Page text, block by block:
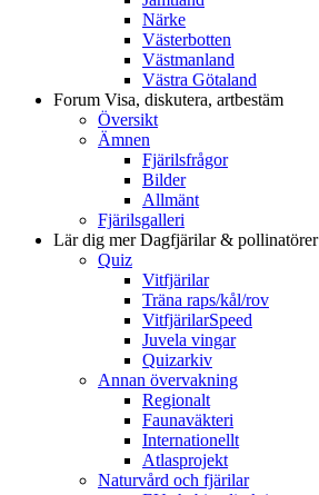
Närke
Västerbotten
Västmanland
Västra Götaland
Forum Visa, diskutera, artbestäm
Översikt
Ämnen
Fjärilsfrågor
Bilder
Allmänt
Fjärilsgalleri
Lär dig merDagfjärilar & pollinatörer
Quiz
Vitfjärilar
Träna raps/kål/rov
VitfjärilarSpeed
Juvela vingar
Quizarkiv
Annan övervakning
Regionalt
Faunaväkteri
Internationellt
Atlasprojekt
Naturvård och fjärilar